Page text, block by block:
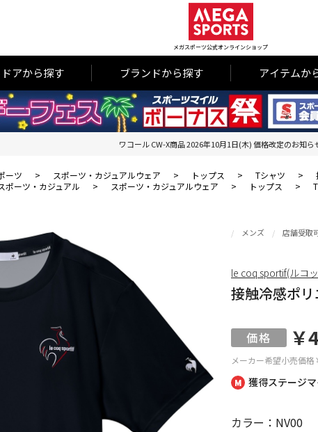
メガスポーツ公式オンラインショップ
アから探す ブランドから探す アイテムか
ワコール CW-X商品 2026年10月1日(木) 価格改定のお知ら
ーツ > スポーツ・カジュアルウェア > トップス > Tシャツ >
ポーツ・カジュアル > スポーツ・カジュアルウェア > トップス >
獲得ステージ
メンズ 店舗受取
接触冷感ポ
メーカー希望小売価格
￥
カラー：NV00
le coq sportif(ルコ